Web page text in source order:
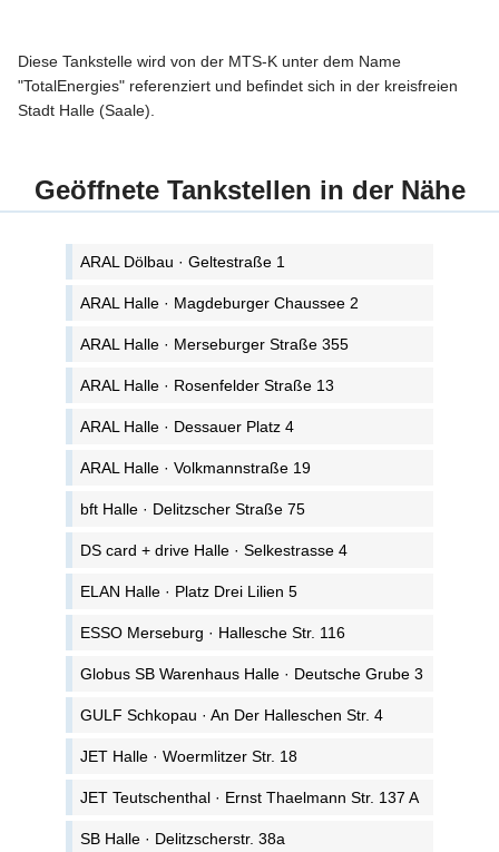
Diese Tankstelle wird von der MTS-K unter dem Name
"TotalEnergies" referenziert und befindet sich in der kreisfreien
Stadt Halle (Saale).
Geöffnete Tankstellen in der Nähe
ARAL Dölbau · Geltestraße 1
ARAL Halle · Magdeburger Chaussee 2
ARAL Halle · Merseburger Straße 355
ARAL Halle · Rosenfelder Straße 13
ARAL Halle · Dessauer Platz 4
ARAL Halle · Volkmannstraße 19
bft Halle · Delitzscher Straße 75
DS card + drive Halle · Selkestrasse 4
ELAN Halle · Platz Drei Lilien 5
ESSO Merseburg · Hallesche Str. 116
Globus SB Warenhaus Halle · Deutsche Grube 3
GULF Schkopau · An Der Halleschen Str. 4
JET Halle · Woermlitzer Str. 18
JET Teutschenthal · Ernst Thaelmann Str. 137 A
SB Halle · Delitzscherstr. 38a